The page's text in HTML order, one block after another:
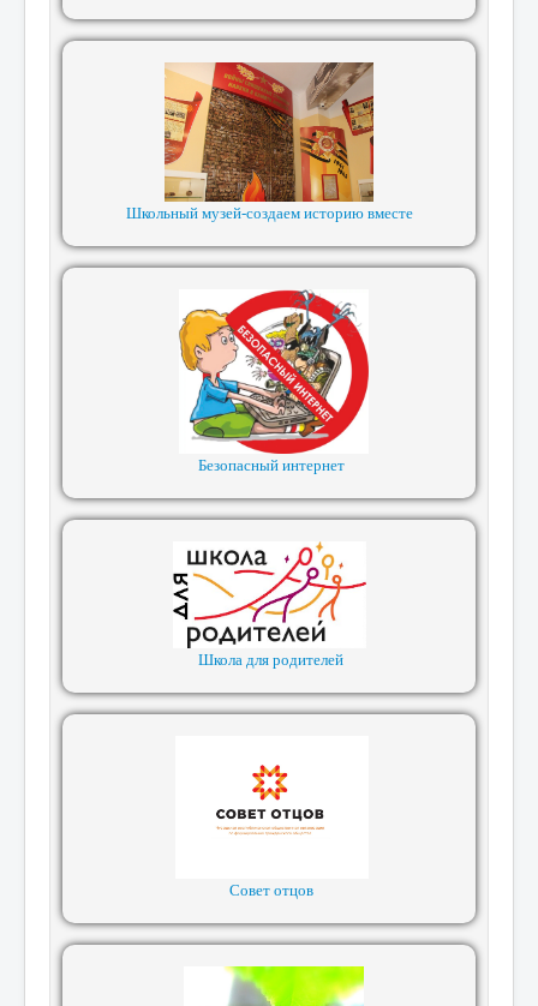
Школьный музей-создаем историю вместе
Безопасный интернет
Школа для родителей
Совет отцов